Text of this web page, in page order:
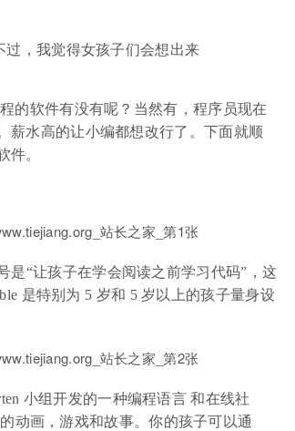
过，我觉得女孩子们会想出来
的软件有没有呢？当然有，程序员现在
薪水高的让小编都想改行了。下面就顺
件。
是“让孩子在学会阅读之前学习代码”，这
是特别为 5 岁和 5 岁以上的孩子量身设
小组开发的一种编程语言 和在线社
动画，游戏和故事。你的孩子可以通